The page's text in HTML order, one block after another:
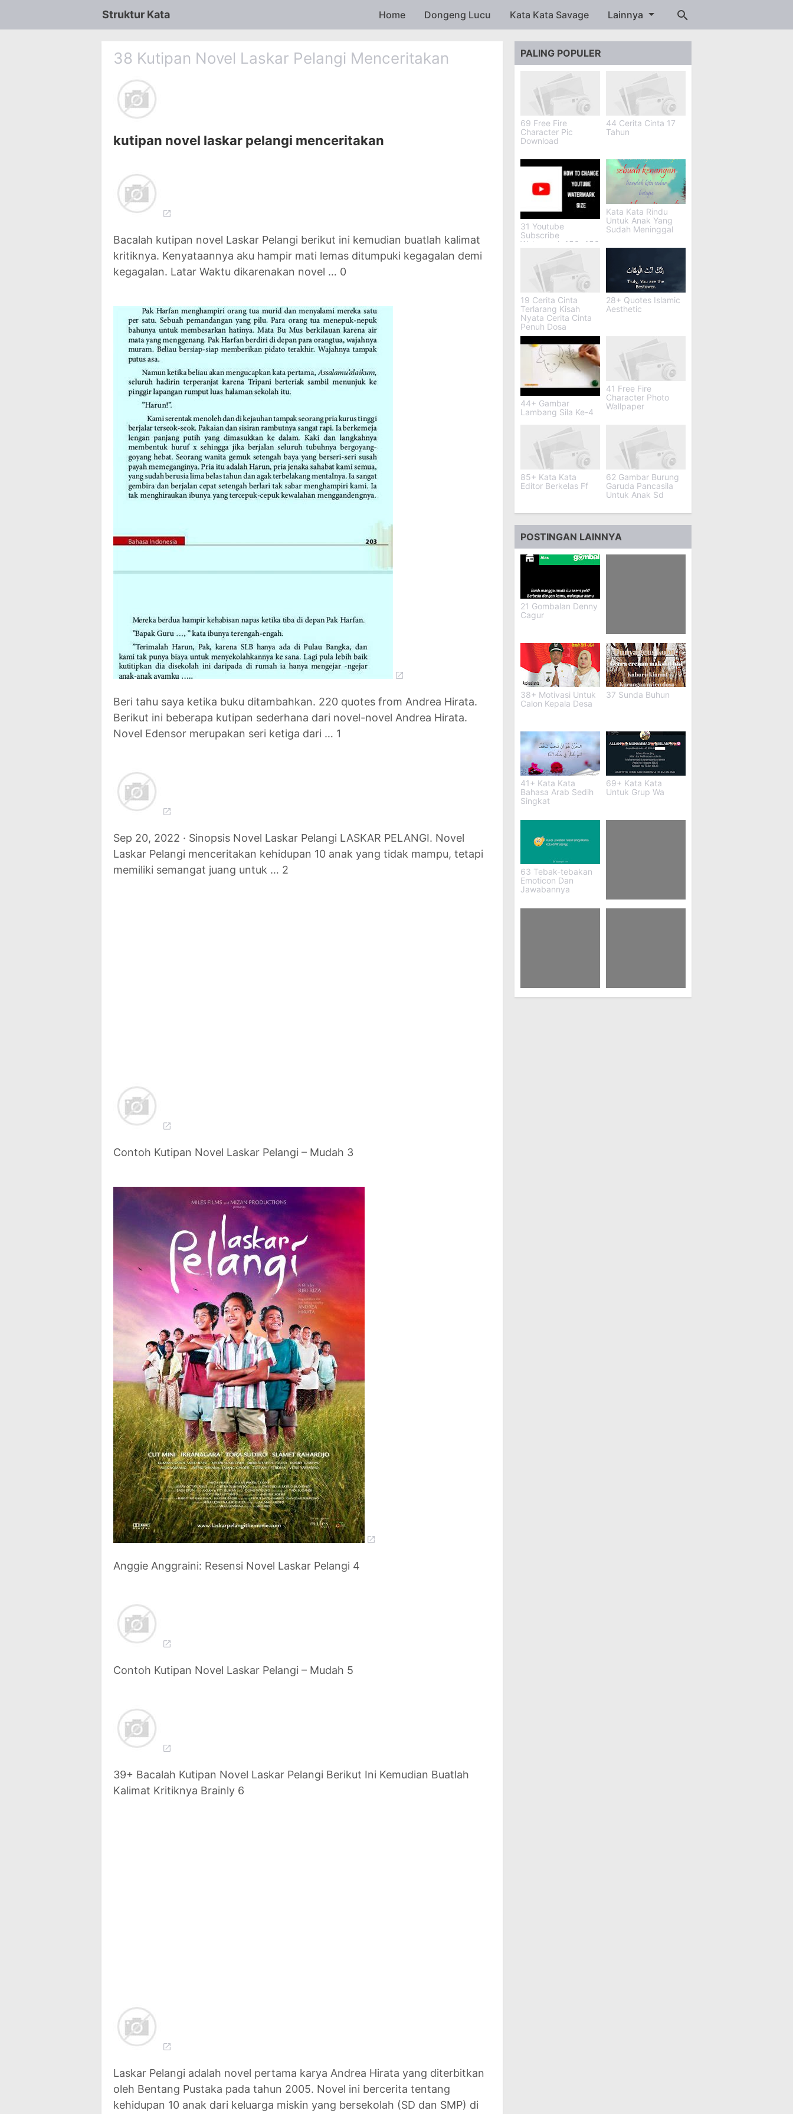
Skip to main content
Struktur Kata Home Dongeng Lucu Kata Kata Savage Lainnya
38 Kutipan Novel Laskar Pelangi Menceritakan
kutipan novel laskar pelangi menceritakan
Bacalah kutipan novel Laskar Pelangi berikut ini kemudian buatlah kalimat
kritiknya. Kenyataannya aku hampir mati lemas ditumpuki kegagalan demi
kegagalan. Latar Waktu dikarenakan novel … 0
Beri tahu saya ketika buku ditambahkan. 220 quotes from Andrea Hirata.
Berikut ini beberapa kutipan sederhana dari novel-novel Andrea Hirata.
Novel Edensor merupakan seri ketiga dari … 1
Sep 20, 2022 · Sinopsis Novel Laskar Pelangi LASKAR PELANGI. Novel
Laskar Pelangi menceritakan kehidupan 10 anak yang tidak mampu, tetapi
memiliki semangat juang untuk … 2
Contoh Kutipan Novel Laskar Pelangi – Mudah 3
Anggie Anggraini: Resensi Novel Laskar Pelangi 4
Contoh Kutipan Novel Laskar Pelangi – Mudah 5
39+ Bacalah Kutipan Novel Laskar Pelangi Berikut Ini Kemudian Buatlah
Kalimat Kritiknya Brainly 6
Laskar Pelangi adalah novel pertama karya Andrea Hirata yang diterbitkan
oleh Bentang Pustaka pada tahun 2005. Novel ini bercerita tentang
kehidupan 10 anak dari keluarga miskin yang bersekolah (SD dan SMP) di
PALING POPULER
69 Free Fire
Character Pic
Download
44 Cerita Cinta 17
Tahun
31 Youtube
Subscribe
Watermark 150x150
Kata Kata Rindu
Untuk Anak Yang
Sudah Meninggal
19 Cerita Cinta
Terlarang Kisah
Nyata Cerita Cinta
Penuh Dosa
28+ Quotes Islamic
Aesthetic
44+ Gambar
Lambang Sila Ke-4
41 Free Fire
Character Photo
Wallpaper
85+ Kata Kata
Editor Berkelas Ff
62 Gambar Burung
Garuda Pancasila
Untuk Anak Sd
POSTINGAN LAINNYA
21 Gombalan Denny
Cagur
75+ Cara Berbakti
Kepada Orang Tua
Yang Sudah
Meninggal
Rumaysho
38+ Motivasi Untuk
Calon Kepala Desa
37 Sunda Buhun
41+ Kata Kata
Bahasa Arab Sedih
Singkat
69+ Kata Kata
Untuk Grup Wa
63 Tebak-tebakan
Emoticon Dan
Jawabannya
100+ Kata
27 Teks Ucapan
80 Best Friend